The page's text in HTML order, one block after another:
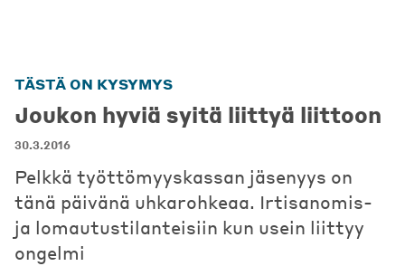
TÄSTÄ ON KYSYMYS
Joukon hyviä syitä liittyä liittoon
30.3.2016
Pelkkä työttömyyskassan jäsenyys on
tänä päivänä uhkarohkeaa. Irtisanomis-
ja lomautustilanteisiin kun usein liittyy
ongelmi